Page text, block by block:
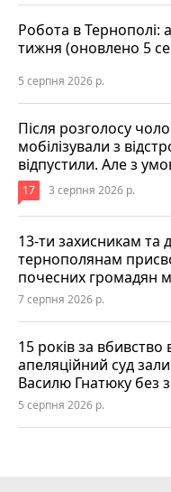
Робота в Тернополі:
тижня (оновлено 5
5 серпня 2026 р.
Після розголосу
мобілізували з
відпустили. Але з
17 3 серпня 2026 р.
13-ти захисникам та
тернополянам
почесних громадян
7 серпня 2026 р.
15 років за вбивство
апеляційний суд
Василю Гнатюку без
5 серпня 2026 р.